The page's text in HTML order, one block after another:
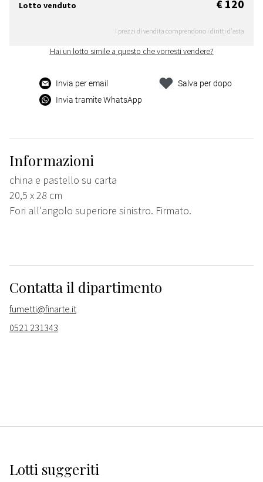
Lotto venduto € 120
I prezzi di vendita comprendono i diritti d'asta
Hai un lotto simile a questo che vorresti vendere?
Invia per email
Invia tramite WhatsApp
Salva per dopo
Informazioni
china e pastello su carta
20,5 x 28 cm
Fori all'angolo superiore sinistro. Firmato.
Contatta il dipartimento
fumetti@finarte.it
0521 231343
Lotti suggeriti